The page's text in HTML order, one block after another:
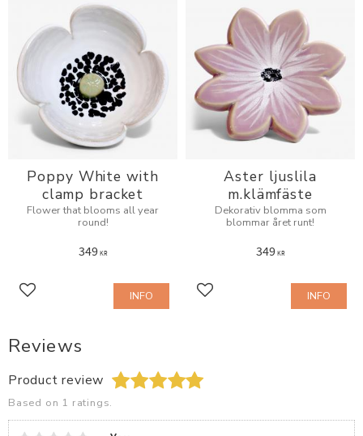
Reviews
Product review
Based on 1 ratings.
Poppy White with
clamp bracket
Flower that blooms all year
round!
349KR
Add to favorites INFO
Aster ljuslila
m.klämfäste
Dekorativ blomma som
blommar året runt!
349KR
Add to favorites INFO